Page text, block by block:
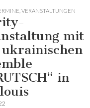
VERANSTALTUNGEN
mit
ukrainischen
in